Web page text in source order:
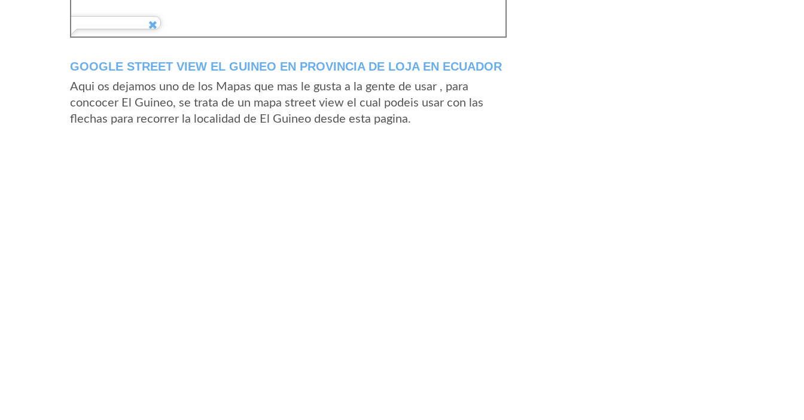
GOOGLE STREET VIEW EL GUINEO EN PROVINCIA DE LOJA EN ECUADOR
Aqui os dejamos uno de los Mapas que mas le gusta a la gente de usar , para
concocer El Guineo, se trata de un mapa street view el cual podeis usar con las
flechas para recorrer la localidad de El Guineo desde esta pagina.